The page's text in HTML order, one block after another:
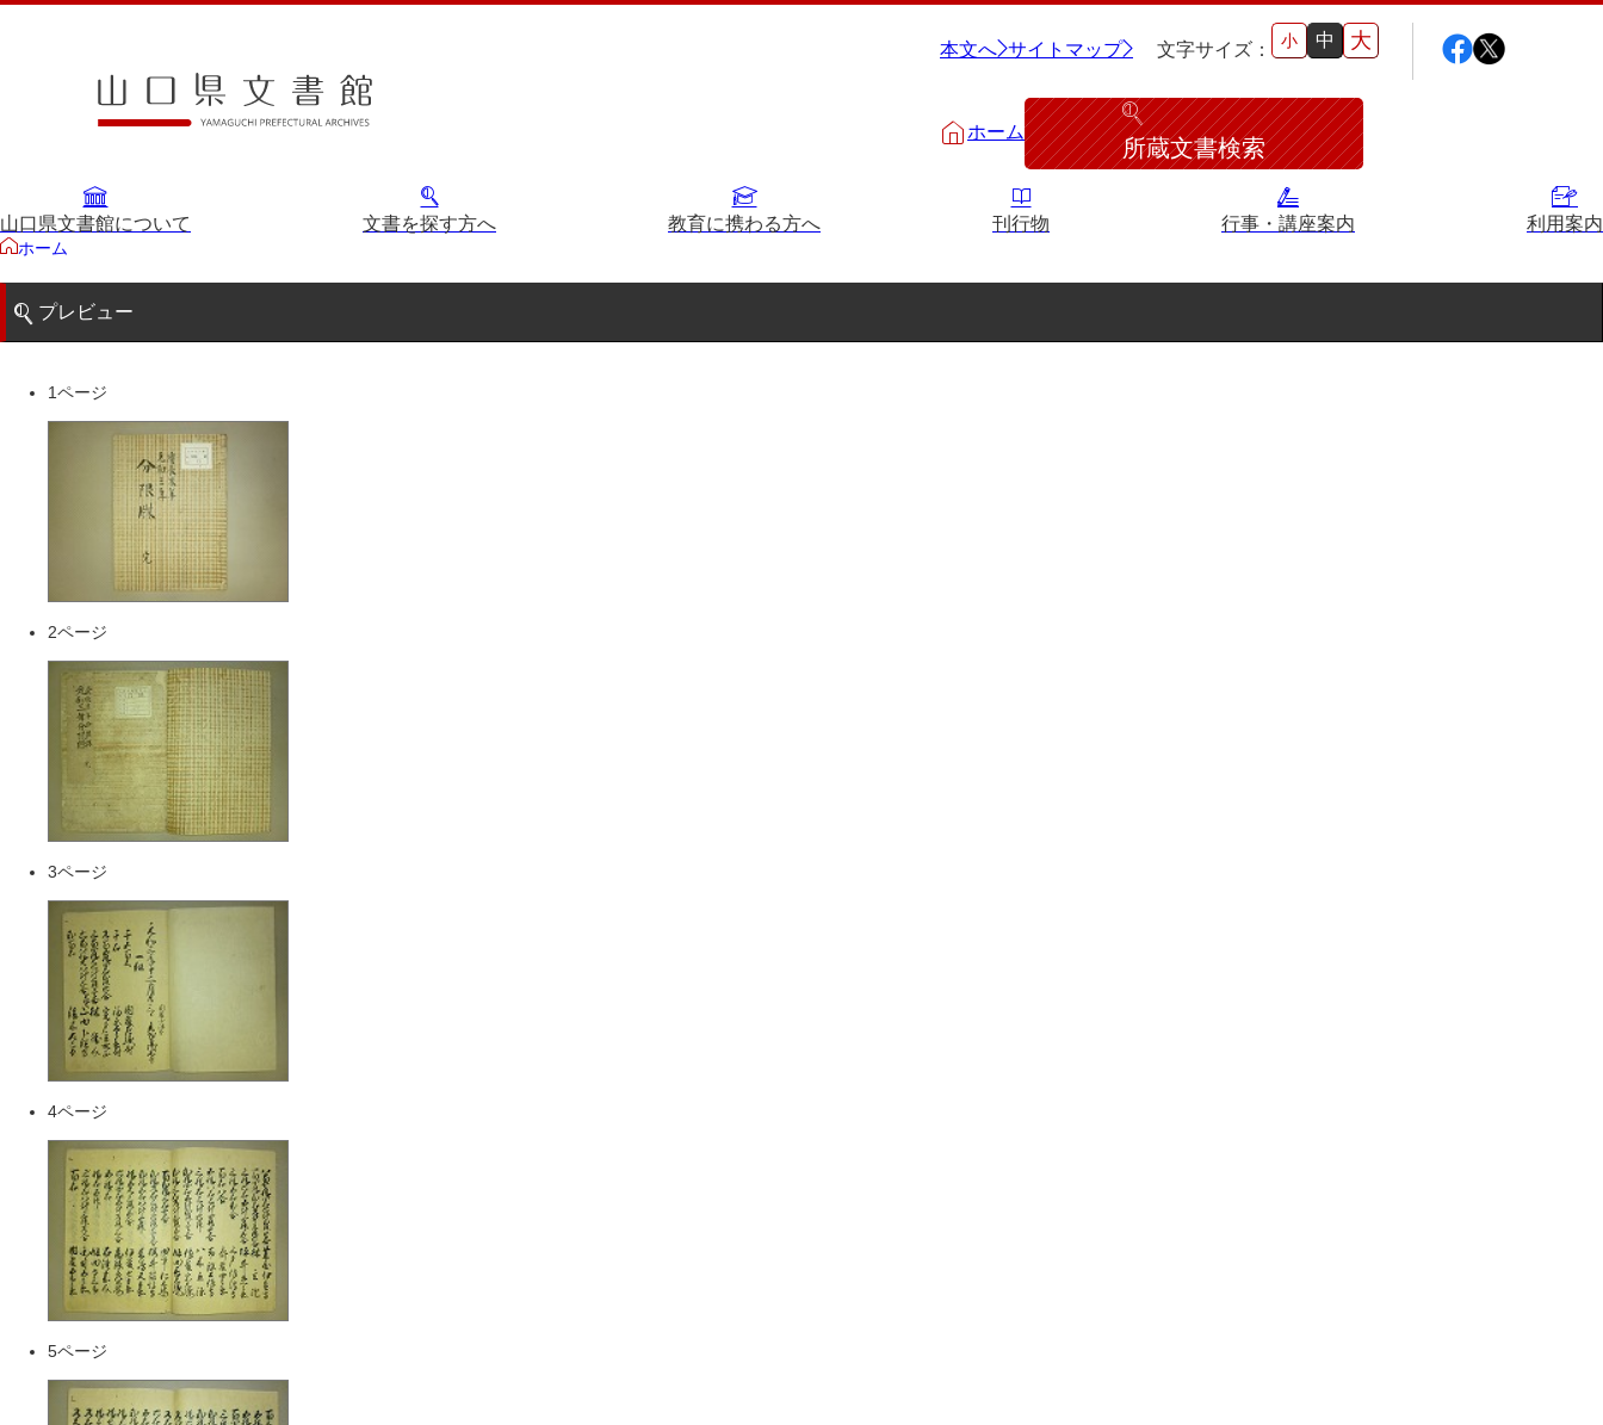
本文へ サイトマップ 文字サイズ： 小 中 大
ホーム
所蔵文書検索
山口県文書館について 文書を探す方へ 教育に携わる方へ 刊行物 行事・講座案内 利用案内
ホーム
プレビュー
1ページ
2ページ
3ページ
4ページ
5ページ